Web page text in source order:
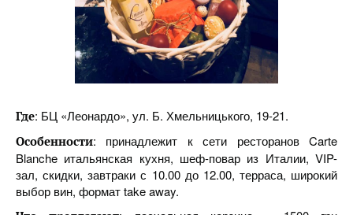
Где: БЦ «Леонардо», ул. Б. Хмельницького, 19-21.
Особенности: принадлежит к сети ресторанов Carte
Blanche итальянская кухня, шеф-повар из Италии, VIP-
зал, скидки, завтраки с 10.00 до 12.00, терраса, широкий
выбор вин, формат take away.